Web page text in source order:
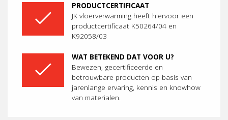
PRODUCTCERTIFICAAT
JK vloerverwarming heeft hiervoor een
productcertificaat K50264/04 en
K92058/03
WAT BETEKEND DAT VOOR U?
Bewezen, gecertificeerde en
betrouwbare producten op basis van
jarenlange ervaring, kennis en knowhow
van materialen.